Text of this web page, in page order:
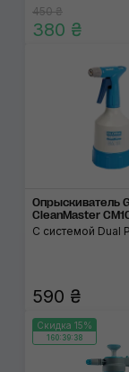
450 ₴
380 ₴
Опрыскиватель
CleanMaster
С системой Dual
590 ₴
Скидка 15%
160:39:38